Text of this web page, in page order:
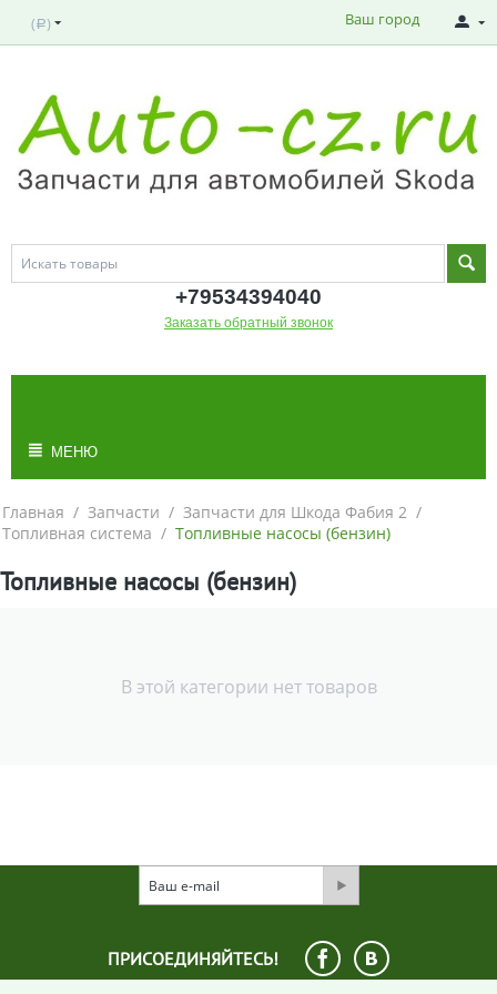
( Р ) Ваш город
+79534394040
Заказать обратный звонок
МЕНЮ
Главная / Запчасти / Запчасти для Шкода Фабия 2 /
Топливная система / Топливные насосы (бензин)
Топливные насосы (бензин)
В этой категории нет товаров
ПРИСОЕДИНЯЙТЕСЬ!